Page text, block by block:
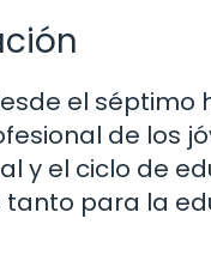
el séptimo
de los
y el ciclo de
para la